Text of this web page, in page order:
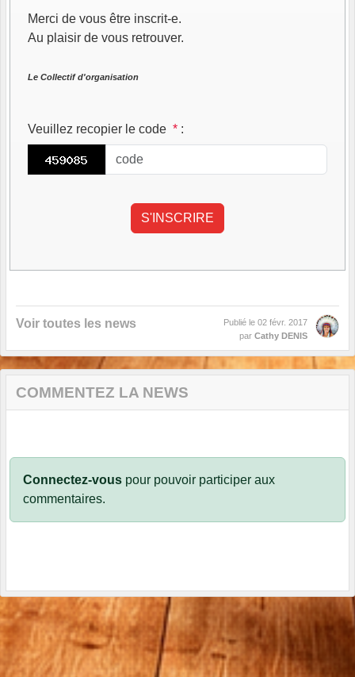
Merci de vous être inscrit-e.
Au plaisir de vous retrouver.
Le Collectif d'organisation
Veuillez recopier le code * :
Voir toutes les news Publié le 02 févr. 2017
par Cathy DENIS
COMMENTEZ LA NEWS
Connectez-vous pour pouvoir participer aux
commentaires.